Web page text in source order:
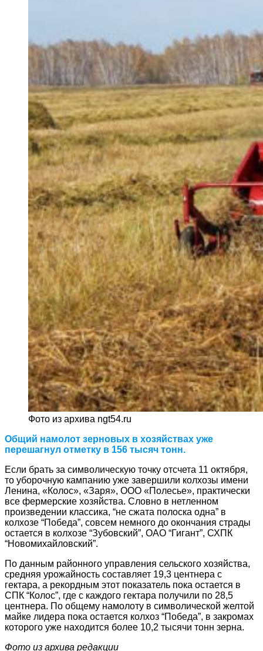
Фото из архива ngt54.ru
Общий намолот зерновых в хозяйствах уже
перешагнул отметку в 156 тысяч тонн.
Если брать за символическую точку отсчета 11 октября,
то уборочную кампанию уже завершили колхозы имени
Ленина, «Колос», «Заря», ООО «Полесье», практически
все фермерские хозяйства. Словно в нетленном
произведении классика, “не сжата полоска одна” в
колхозе “Победа”, совсем немного до окончания страды
остается в колхозе “Зубовский”, ОАО “Гигант”, СХПК
“Новомихайловский”.
По данным районного управления сельского хозяйства,
средняя урожайность составляет 19,3 центнера с
гектара, а рекордным этот показатель пока остается в
СПК “Колос”, где с каждого гектара получили по 28,5
центнера. По общему намолоту в символической желтой
майке лидера пока остается колхоз “Победа”, в закромах
которого уже находится более 10,2 тысячи тонн зерна.
Фото из архива редакции